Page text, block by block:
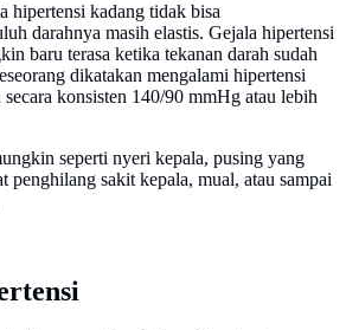
hipertensi kadang tidak bisa
darahnya masih elastis. Gejala hipertensi
baru terasa ketika tekanan darah sudah
dikatakan mengalami hipertensi
konsisten 140/90 mmHg atau lebih
seperti nyeri kepala, pusing yang
penghilang sakit kepala, mual, atau sampai